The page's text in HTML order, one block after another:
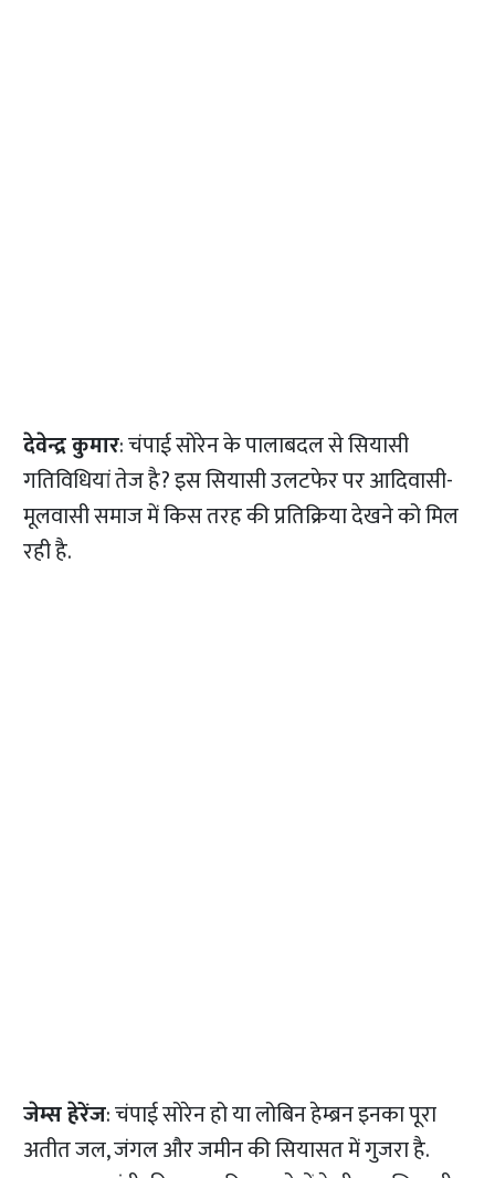
देवेन्द्र कुमार: चंपाई सोरेन के पालाबदल से सियासी
गतिविधियां तेज है? इस सियासी उलटफेर पर आदिवासी-
मूलवासी समाज में किस तरह की प्रतिक्रिया देखने को मिल
रही है.
जेम्स हेरेंज: चंपाई सोरेन हो या लोबिन हेम्ब्रन इनका पूरा
अतीत जल, जंगल और जमीन की सियासत में गुजरा है.